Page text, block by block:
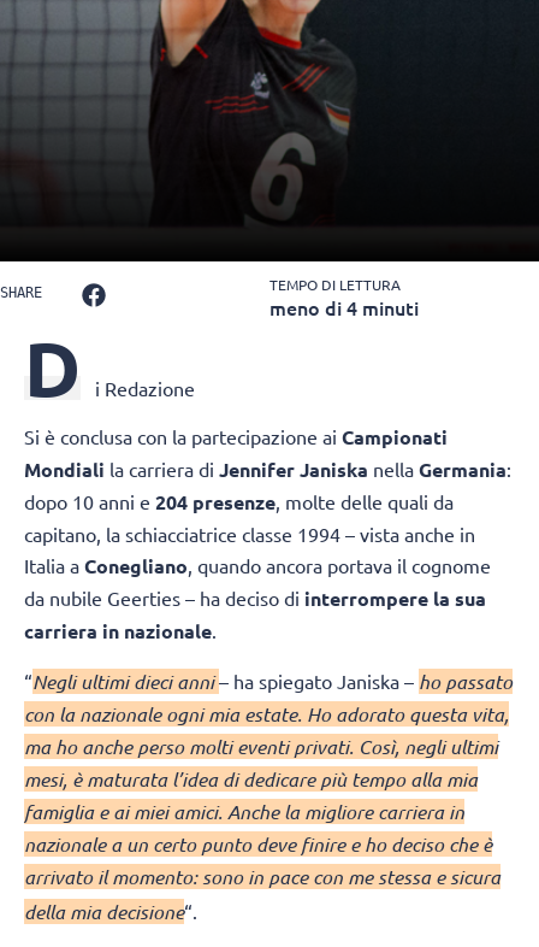
SHARE TEMPO DI LETTURA
meno di 4 minuti
D i Redazione
Si è conclusa con la partecipazione ai Campionati
Mondiali la carriera di Jennifer Janiska nella Germania:
dopo 10 anni e 204 presenze, molte delle quali da
capitano, la schiacciatrice classe 1994 – vista anche in
Italia a Conegliano, quando ancora portava il cognome
da nubile Geerties – ha deciso di interrompere la sua
carriera in nazionale.
“Negli ultimi dieci anni– ha spiegato Janiska – ho passato
con la nazionale ogni mia estate. Ho adorato questa vita,
ma ho anche perso molti eventi privati. Così, negli ultimi
mesi, è maturata l’idea di dedicare più tempo alla mia
famiglia e ai miei amici. Anche la migliore carriera in
nazionale a un certo punto deve finire e ho deciso che è
arrivato il momento: sono in pace con me stessa e sicura
della mia decisione“.